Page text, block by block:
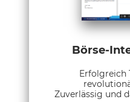
Börse-
Erfolgreich
Zuverlässig und